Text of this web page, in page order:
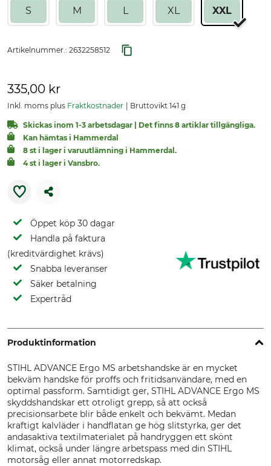
S M L XL XXL
Artikelnummer.: 2632258512
335,00 kr
Inkl. moms plus Fraktkostnader Bruttovikt 141 g
Skickas inom 1-3 arbetsdagar | Det finns 8 artiklar tillgängliga.
Kan hämtas i Hammerdal
8 st i lager i varuutlämning i Hammerdal.
4 st i lager i Vansbro.
Öppet köp 30 dagar
Handla på faktura
(kreditvärdighet krävs)
Snabba leveranser
Säker betalning
Expertråd
Produktinformation
STIHL ADVANCE Ergo MS arbetshandske är en mycket
bekväm handske för proffs och fritidsanvändare, med en
optimal passform. Samtidigt ger, STIHL ADVANCE Ergo MS
skyddshandskar ett otroligt grepp, så att också
precisionsarbete blir både enkelt och bekvämt. Medan
kraftigt kalvläder i handflatan ge hög slitstyrka, ger det
andasaktiva textilmaterialet på handryggen ett skönt
klimat, också under längre arbetspass med din STIHL
motorsåg eller annat motorredskap.